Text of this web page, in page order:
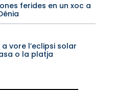
ferides en un xoc a
vore l’eclipsi solar
o la platja